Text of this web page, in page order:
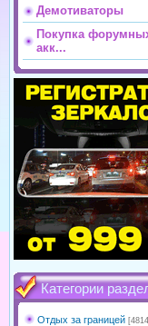
Демотиваторы
Покупка
акк...
Категории
Отдых за границей